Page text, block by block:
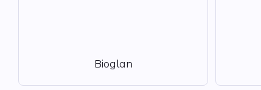
Bioglan